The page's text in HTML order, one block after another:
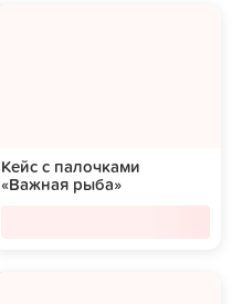
Кейс с палочками
«Важная рыба»